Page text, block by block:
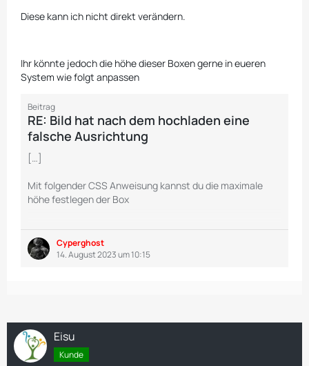
Diese kann ich nicht direkt verändern.
Ihr könnte jedoch die höhe dieser Boxen gerne in eueren
System wie folgt anpassen
Beitrag
RE: Bild hat nach dem hochladen eine
falsche Ausrichtung
[…]
Mit folgender CSS Anweisung kannst du die maximale
höhe festlegen der Box
Das gleiche kannst du auch für die Kategorie Auswahl
Standardmäßig werden hier von Woltlab 500px
verwendet.
Cyperghost
14. August 2023 um 10:15
Eisu
Kunde